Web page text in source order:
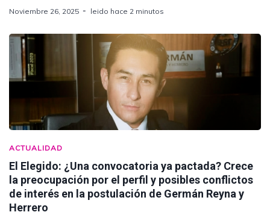
Noviembre 26, 2025 leido hace 2 minutos
ACTUALIDAD
El Elegido: ¿Una convocatoria ya pactada? Crece
la preocupación por el perfil y posibles conflictos
de interés en la postulación de Germán Reyna y
Herrero